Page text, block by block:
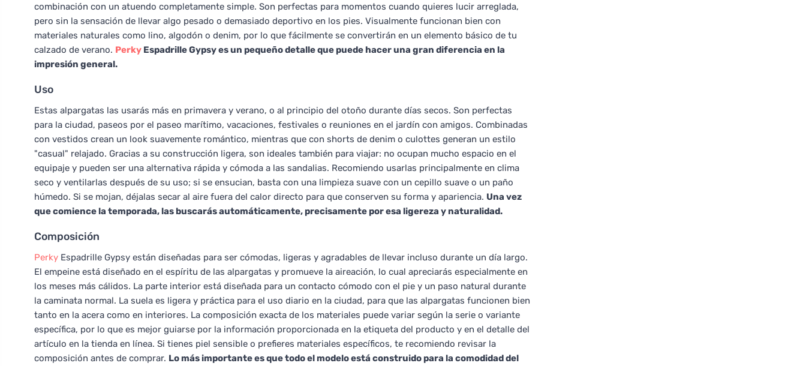
combinación con un atuendo completamente simple. Son perfectas para momentos cuando quieres lucir arreglada,
pero sin la sensación de llevar algo pesado o demasiado deportivo en los pies. Visualmente funcionan bien con
materiales naturales como lino, algodón o denim, por lo que fácilmente se convertirán en un elemento básico de tu
calzado de verano. Perky Espadrille Gypsy es un pequeño detalle que puede hacer una gran diferencia en la
impresión general.
Uso
Estas alpargatas las usarás más en primavera y verano, o al principio del otoño durante días secos. Son perfectas
para la ciudad, paseos por el paseo marítimo, vacaciones, festivales o reuniones en el jardín con amigos. Combinadas
con vestidos crean un look suavemente romántico, mientras que con shorts de denim o culottes generan un estilo
"casual" relajado. Gracias a su construcción ligera, son ideales también para viajar: no ocupan mucho espacio en el
equipaje y pueden ser una alternativa rápida y cómoda a las sandalias. Recomiendo usarlas principalmente en clima
seco y ventilarlas después de su uso; si se ensucian, basta con una limpieza suave con un cepillo suave o un paño
húmedo. Si se mojan, déjalas secar al aire fuera del calor directo para que conserven su forma y apariencia. Una vez
que comience la temporada, las buscarás automáticamente, precisamente por esa ligereza y naturalidad.
Composición
Perky Espadrille Gypsy están diseñadas para ser cómodas, ligeras y agradables de llevar incluso durante un día largo.
El empeine está diseñado en el espíritu de las alpargatas y promueve la aireación, lo cual apreciarás especialmente en
los meses más cálidos. La parte interior está diseñada para un contacto cómodo con el pie y un paso natural durante
la caminata normal. La suela es ligera y práctica para el uso diario en la ciudad, para que las alpargatas funcionen bien
tanto en la acera como en interiores. La composición exacta de los materiales puede variar según la serie o variante
específica, por lo que es mejor guiarse por la información proporcionada en la etiqueta del producto y en el detalle del
artículo en la tienda en línea. Si tienes piel sensible o prefieres materiales específicos, te recomiendo revisar la
composición antes de comprar. Lo más importante es que todo el modelo está construido para la comodidad del